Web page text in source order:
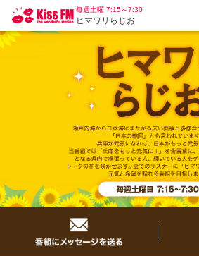
毎週土曜 7:15～7:30
ヒマワリらじお